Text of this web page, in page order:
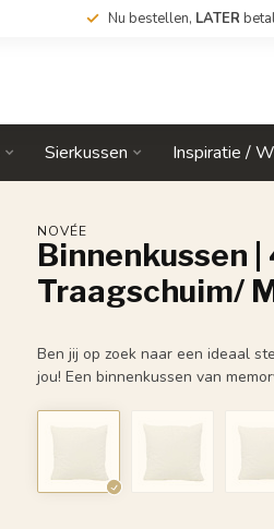
Nu bestellen, LATER
Sierkussen Inspiratie /
NOVÉE
Binnenkussen |
Traagschuim/
Ben jij op zoek naar een ideaal
jou! Een binnenkussen van